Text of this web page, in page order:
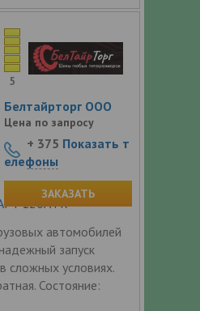
120Ач R+
автомобилей
запуск
сложных условиях.
Состояние:
5
Белтайрторг ООО
Цена по запросу
+ 375 Показать т
елефоны
ЗАКАЗАТЬ